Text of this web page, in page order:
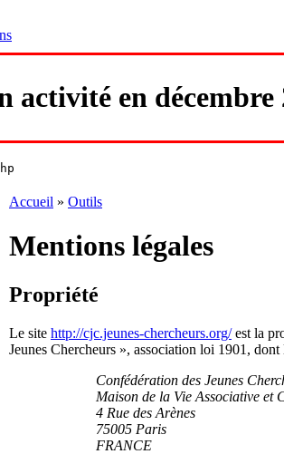
activité en décembre
Accueil » Outils
Mentions légales
Propriété
Le site http://cjc.jeunes-chercheurs.org/est la
Jeunes Chercheurs », association loi 1901, dont
Confédération des Jeunes
Maison de la Vie Associative et
4 Rue des Arènes
75005 Paris
FRANCE